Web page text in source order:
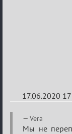
17.06.2020
Re:
Семейный
Vera
Мы не